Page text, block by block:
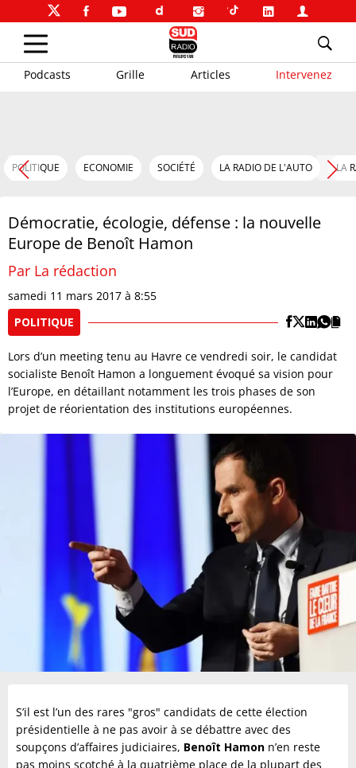
Podcasts Grille Articles Intervenez
POLITIQUE ECONOMIE SOCIÉTÉ LA RADIO DE L'AUTO LA
Démocratie, écologie, défense : la nouvelle
Europe de Benoît Hamon
Par La rédaction
samedi 11 mars 2017 à 8:55
POLITIQUE
Lors d’un meeting tenu au Havre ce vendredi soir, le candidat
socialiste Benoît Hamon a longuement évoqué sa vision pour
l’Europe, en détaillant notamment les trois phases de son
projet de réorientation des institutions européennes.
S’il est l’un des rares "gros" candidats de cette élection
présidentielle à ne pas avoir à se débattre avec des
soupçons d’affaires judiciaires, Benoît Hamon n’en reste
pas moins scotché à la quatrième place de la plupart des